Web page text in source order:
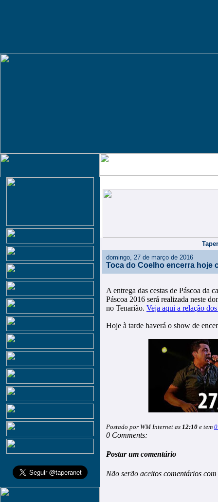
domingo, 27 de março de 2016
Toca do Coelho encerra hoje
A entrega das cestas de Páscoa da
Páscoa 2016 será realizada neste
no Tenarião. Veja aqui a relação
Hoje à tarde haverá o show de
Postado por WM Internet as 12:10 e tem
0 Comments:
Postar um comentário
Não serão aceitos comentários